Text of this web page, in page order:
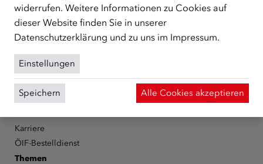
FacebookYouTube InstagramLinkedIn
Der Österreichische Integrationsfonds (ÖIF)
Organigramm
Presse
Karriere
ÖIF-Bestelldienst
Themen
widerrufen. Weitere Informationen zu Cookies auf
dieser Website finden Sie in unserer
Datenschutzerklärung und zu uns im Impressum.
Einstellungen
Speichern Alle Cookies akzeptieren